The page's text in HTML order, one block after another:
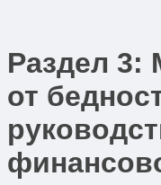
Раздел 3:
от